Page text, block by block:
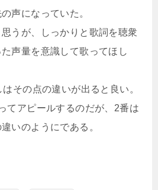
声になっていた。
うが、しっかりと歌詞を聴衆
声量を意識して歌ってほし
その点の違いが出ると良い。
てアピールするのだが、2番は
いのようにである。